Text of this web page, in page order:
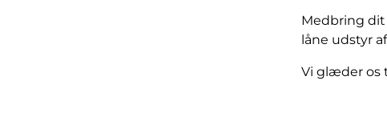
Medbring dit
låne udstyr
Vi glæder os